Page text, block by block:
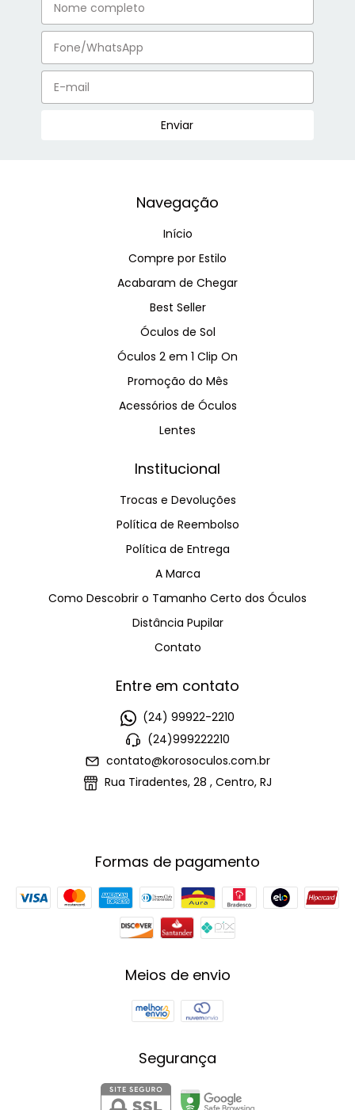
Navegação
Início
Compre por Estilo
Acabaram de Chegar
Best Seller
Óculos de Sol
Óculos 2 em 1 Clip On
Promoção do Mês
Acessórios de Óculos
Lentes
Institucional
Trocas e Devoluções
Política de Reembolso
Política de Entrega
A Marca
Como Descobrir o Tamanho Certo dos Óculos
Distância Pupilar
Contato
Entre em contato
(24) 99922-2210
(24)999222210
contato@korosoculos.com.br
Rua Tiradentes, 28 , Centro, RJ
Formas de pagamento
Meios de envio
Segurança